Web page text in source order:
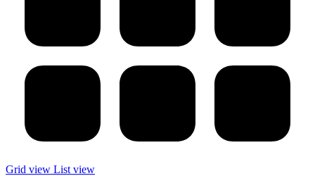
Grid view List view